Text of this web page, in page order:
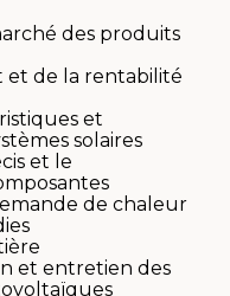
des produits
et de la rentabilité
et
solaires
et le
de chaleur
et entretien des